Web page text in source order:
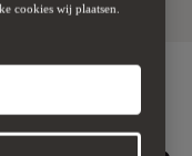
cookies wij plaatsen.